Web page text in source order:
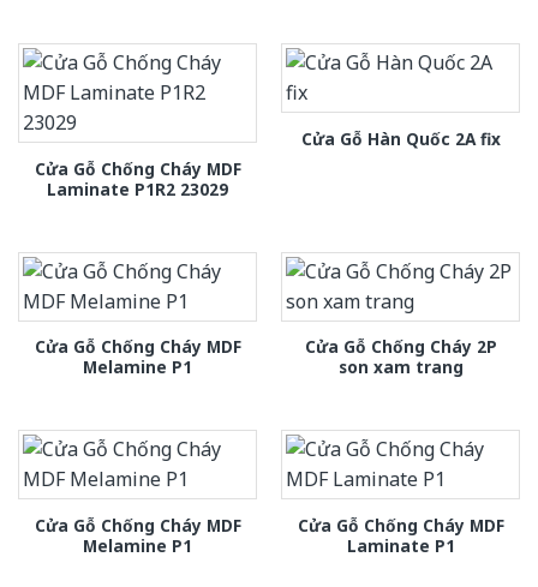
Cửa Gỗ Chống Cháy MDF
Laminate P1R2 23029
Cửa Gỗ Hàn Quốc 2A fix
Cửa Gỗ Chống Cháy MDF
Melamine P1
Cửa Gỗ Chống Cháy 2P
son xam trang
Cửa Gỗ Chống Cháy MDF
Melamine P1
Cửa Gỗ Chống Cháy MDF
Laminate P1